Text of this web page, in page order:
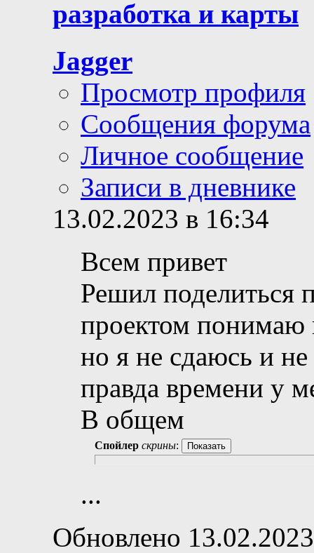
разработка и карты
Jagger
Просмотр профиля
Сообщения форума
Личное сообщение
Записи в дневнике
13.02.2023 в 16:34
Всем привет
Решил поделиться
проектом понимаю
но я не сдаюсь и
правда времени у
В общем
Спойлер скрины:
...
Обновлено